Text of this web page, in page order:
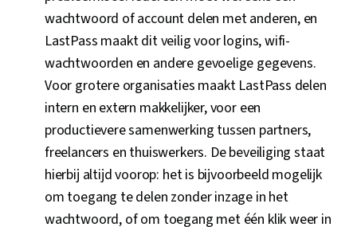
wachtwoord of account delen met anderen, en
LastPass maakt dit veilig voor logins, wifi-
wachtwoorden en andere gevoelige gegevens.
Voor grotere organisaties maakt LastPass delen
intern en extern makkelijker, voor een
productievere samenwerking tussen partners,
freelancers en thuiswerkers. De beveiliging staat
hierbij altijd voorop: het is bijvoorbeeld mogelijk
om toegang te delen zonder inzage in het
wachtwoord, of om toegang met één klik weer in